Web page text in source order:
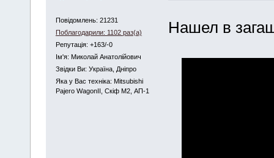
Повідомлень: 21231
Поблагодарили: 1102 раз(а)
Репутація: +163/-0
Iм'я: Миколай Анатолійович
Звідки Ви: Україна, Дніпро
Яка у Вас техніка: Mitsubishi
Pajero WagonII, Скіф М2, АП-1
Нашел в